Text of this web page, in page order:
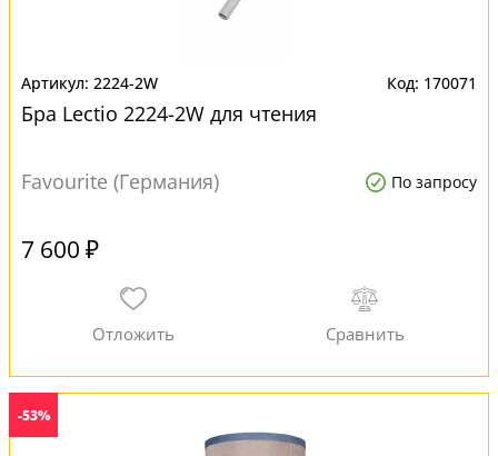
2224-2W 170071
Бра Lectio 2224-2W для чтения
Favourite (Германия) По запросу
7 600 ₽
-53%